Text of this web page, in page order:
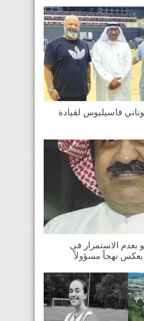
فاسيليوس لقيادة
بعدم الاستمرار في
يعكس نهجاً مسؤولاً